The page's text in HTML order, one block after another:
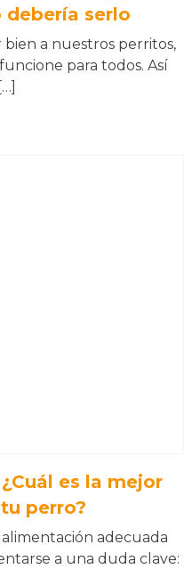
serlo
a nuestros perritos,
para todos. Así
es la mejor
perro?
adecuada
a una duda clave: